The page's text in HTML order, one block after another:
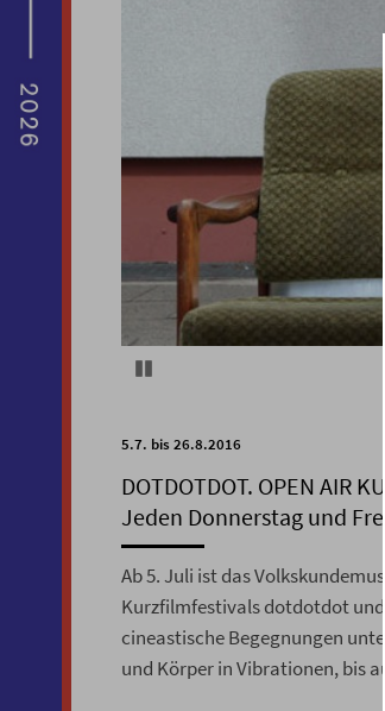
5.7. bis 26.8.2016
DOTDOTDOT. OPEN AIR
Jeden Donnerstag und
Ab 5. Juli ist das
Kurzfilmfestivals dotdotdot und
cineastische Begegnungen
und Körper in Vibrationen, bis